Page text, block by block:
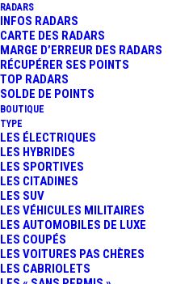
RADARS
INFOS RADARS
CARTE DES RADARS
MARGE D’ERREUR DES RADARS
RÉCUPÉRER SES POINTS
TOP RADARS
SOLDE DE POINTS
BOUTIQUE
TYPE
LES ÉLECTRIQUES
LES HYBRIDES
LES SPORTIVES
LES CITADINES
LES SUV
LES VÉHICULES MILITAIRES
LES AUTOMOBILES DE LUXE
LES COUPÉS
LES VOITURES PAS CHÈRES
LES CABRIOLETS
5 Minutes